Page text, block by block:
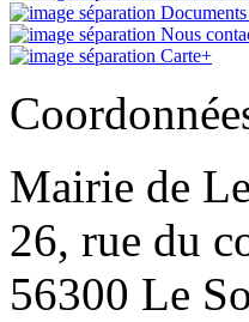
Nous
Carte+
Mairie de
26, rue du
56300 Le